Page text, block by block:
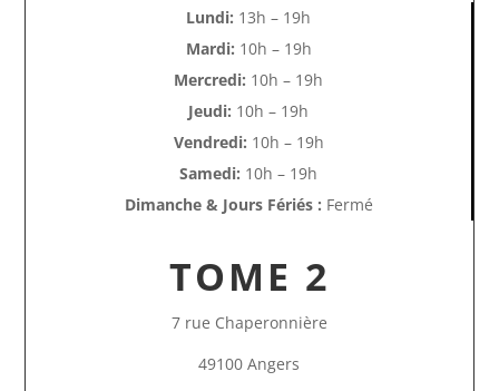
Lundi: 13h – 19h
Mardi: 10h – 19h
Mercredi: 10h – 19h
Jeudi: 10h – 19h
Vendredi: 10h – 19h
Samedi: 10h – 19h
Dimanche & Jours Fériés : Fermé
TOME 2
7 rue Chaperonnière
49100 Angers